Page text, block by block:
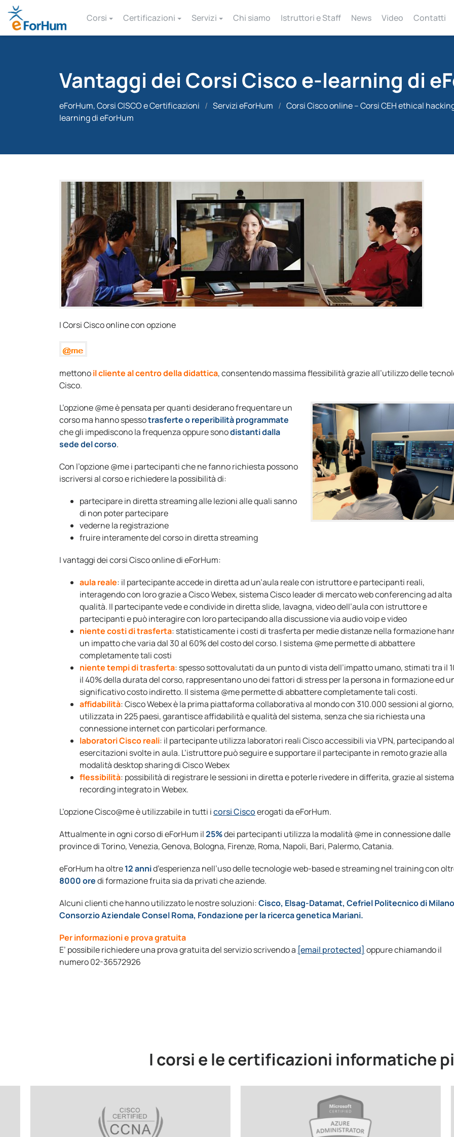
Corsi Certificazioni Servizi Chi siamo Istruttori e Staff News Video Contatti
Vantaggi dei Corsi Cisco e-learning di
eForHum, Corsi CISCO e Certificazioni / Servizi eForHum / Corsi Cisco online – Corsi CEH ethical
learning di eForHum
I Corsi Cisco online con opzione
mettonoil cliente al centro della didattica, consentendo massima flessibilità grazie all’utilizzo delle
Cisco.
L’opzione @me è pensata per quanti desiderano frequentare un
corso ma hanno spessotrasferte o reperibilità programmate
che gli impediscono la frequenza oppure sonodistanti dalla
sede del corso.
Con l’opzione @me i partecipanti che ne fanno richiesta possono
iscriversi al corso e richiedere la possibilità di:
partecipare in diretta streaming alle lezioni alle quali sanno
di non poter partecipare
vederne la registrazione
fruire interamente del corso in diretta streaming
I vantaggi dei corsi Cisco online di eForHum:
aula reale: il partecipante accede in diretta ad un’aula reale con istruttore e partecipanti reali,
interagendo con loro grazie a Cisco Webex, sistema Cisco leader di mercato web conferencing ad alta
qualità. Il partecipante vede e condivide in diretta slide, lavagna, video dell’aula con istruttore e
partecipanti e può interagire con loro partecipando alla discussione via audio voip e video
niente costi di trasferta: statisticamente i costi di trasferta per medie distanze nella formazione
un impatto che varia dal 30 al 60% del costo del corso. I sistema @me permette di abbattere
completamente tali costi
niente tempi di trasferta: spesso sottovalutati da un punto di vista dell’impatto umano, stimati tra il
il 40% della durata del corso, rappresentano uno dei fattori di stress per la persona in formazione ed
significativo costo indiretto. Il sistema @me permette di abbattere completamente tali costi.
affidabilità: Cisco Webex è la prima piattaforma collaborativa al mondo con 310.000 sessioni al giorno,
utilizzata in 225 paesi, garantisce affidabilità e qualità del sistema, senza che sia richiesta una
connessione internet con particolari performance.
laboratori Cisco reali: il partecipante utilizza laboratori reali Cisco accessibili via VPN, partecipando
esercitazioni svolte in aula. L’istruttore può seguire e supportare il partecipante in remoto grazie alla
modalità desktop sharing di Cisco Webex
flessibilità: possibilità di registrare le sessioni in diretta e poterle rivedere in differita, grazie al
recording integrato in Webex.
L’opzione Cisco@me è utilizzabile in tutti icorsi Ciscoerogati da eForHum.
Attualmente in ogni corso di eForHum il25%dei partecipanti utilizza la modalità @me in connessione dalle
province di Torino, Venezia, Genova, Bologna, Firenze, Roma, Napoli, Bari, Palermo, Catania.
eForHum ha oltre12 annid’esperienza nell’uso delle tecnologie web-based e streaming nel training con
8000 oredi formazione fruita sia da privati che aziende.
Alcuni clienti che hanno utilizzato le nostre soluzioni:Cisco, Elsag-Datamat, Cefriel Politecnico di
Consorzio Aziendale Consel Roma, Fondazione per la ricerca genetica Mariani.
Per informazioni e prova gratuita
E’ possibile richiedere una prova gratuita del servizio scrivendo a [email protected] oppure chiamando il
numero 02-36572926
I corsi e le certificazioni informatiche